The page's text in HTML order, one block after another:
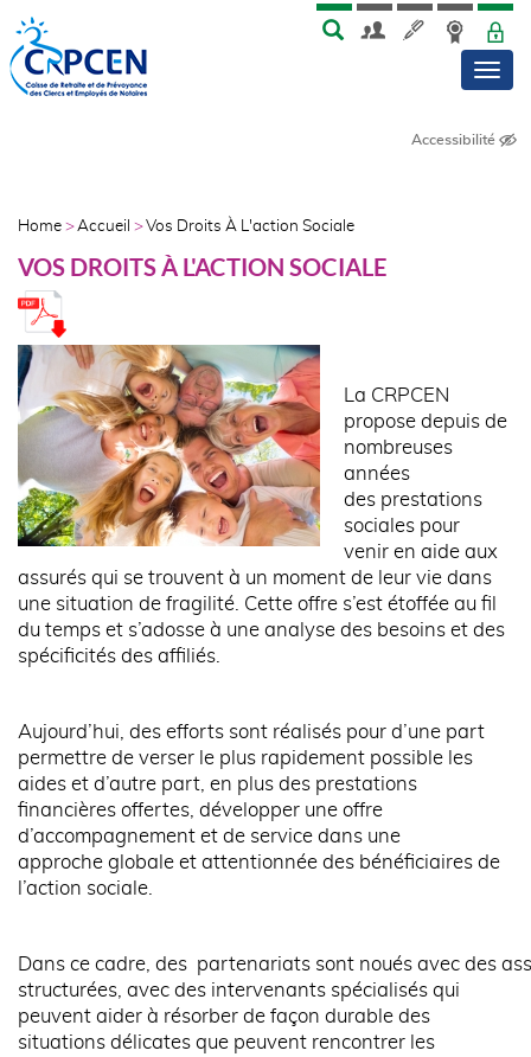
Skip
to
main
Aller
au
contenu
principal
MENU
Accessibilité
AFFILIÉS
D'ARIANE
Home Accueil Vos Droits À L'action Sociale
VOS DROITS À L'ACTION SOCIALE
La CRPCEN
propose depuis de
nombreuses
années
des prestations
sociales pour
venir en aide aux
assurés qui se trouvent à un moment de leur vie dans
une situation de fragilité. Cette offre s’est étoffée au fil
du temps et s’adosse à une analyse des besoins et des
spécificités des affiliés.
Aujourd’hui, des efforts sont réalisés pour d’une part
permettre de verser le plus rapidement possible les
aides et d’autre part, en plus des prestations
financières offertes, développer une offre
d’accompagnement et de service dans une
approche globale et attentionnée des bénéficiaires de
l’action sociale.
Dans ce cadre, des partenariats sont noués avec des
structurées, avec des intervenants spécialisés qui
peuvent aider à résorber de façon durable des
situations délicates que peuvent rencontrer les